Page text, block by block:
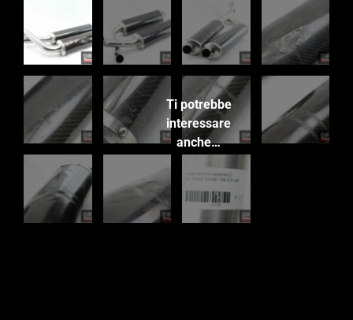
Ti potrebbe
interessare
anche…